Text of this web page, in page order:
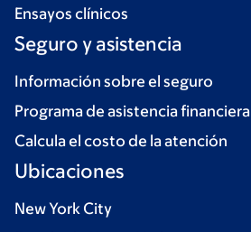
Ensayos clínicos
Seguro y asistencia
Información sobre el seguro
Programa de asistencia financiera
Calcula el costo de la atención
Ubicaciones
New York City